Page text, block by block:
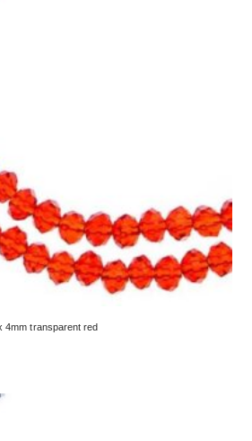
4mm transparent red